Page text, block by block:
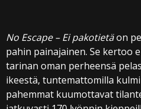
No Escape – Ei pakotietäon
pahin painajainen. Se kertoo
tarinan oman perheensä
ikeestä, tuntemattomilla
pahemmat kuumottavat